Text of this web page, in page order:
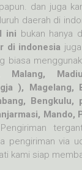
dan juga
daerah di
ini bukan hanya
di indonesia
biasa
Malang,
), Magelang,
Bengkulu,
Mando,
pengiriman via
kami siap